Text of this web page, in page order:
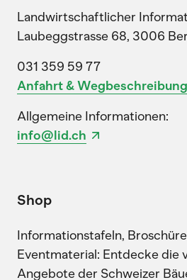
Landwirtschaftlicher
Laubeggstrasse 68, 3006
031 359 59 77
Anfahrt & Wegbeschreibung
Allgemeine Informationen:
info@lid.ch
Shop
Informationstafeln,
Eventmaterial: Entdecke die
Angebote der Schweizer